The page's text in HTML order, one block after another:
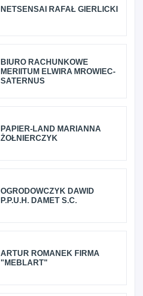
NETSENSAI RAFAŁ GIERLICKI
BIURO RACHUNKOWE
MERIITUM ELWIRA MROWIEC-
SATERNUS
PAPIER-LAND MARIANNA
ŻOŁNIERCZYK
OGRODOWCZYK DAWID
P.P.U.H. DAMET S.C.
ARTUR ROMANEK FIRMA
"MEBLART"